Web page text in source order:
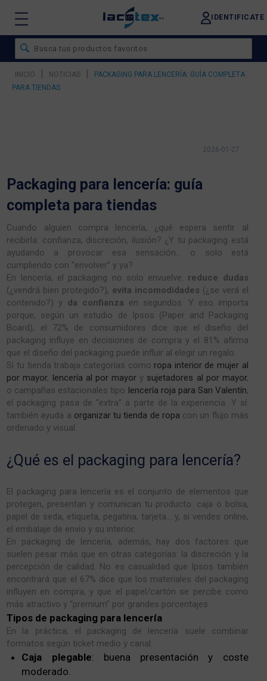
IDENTIFICATE
INICIO | NOTICIAS |
PACKAGING PARA LENCERÍA: GUÍA COMPLETA
PARA TIENDAS
2026-01-27
Packaging para lencería: guía
completa para tiendas
Cuando alguien compra lencería, ¿qué espera sentir al
recibirla: confianza, discreción, ilusión? ¿Y tu packaging está
ayudando a provocar esa sensación… o solo está
cumpliendo con “envolver” y ya?
En lencería, el packaging no solo envuelve: reduce dudas
(¿vendrá bien protegido?), evita incomodidades (¿se verá el
contenido?) y da confianza en segundos. Y eso importa
porque, según un estudio de Ipsos (Paper and Packaging
Board), el 72% de consumidores dice que el diseño del
packaging influye en decisiones de compra y el 81% afirma
que el diseño del packaging puede influir al elegir un regalo.
Si tu tienda trabaja categorías como ropa interior de mujer al
por mayor, lencería al por mayor y sujetadores al por mayor,
o campañas estacionales tipo lencería roja para San Valentín,
el packaging pasa de “extra” a parte de la experiencia. Y sí:
también ayuda a organizar tu tienda de ropa con un flujo más
ordenado y visual.
¿Qué es el packaging para lencería?
El packaging para lencería es el conjunto de elementos que
protegen, presentan y comunican tu producto: caja o bolsa,
papel de seda, etiqueta, pegatina, tarjeta… y, si vendes online,
el embalaje de envío y su interior.
En packaging de lencería, además, hay dos factores que
suelen pesar más que en otras categorías: la discreción y la
percepción de calidad. No es casualidad que Ipsos también
encontrará que el 67% dice que los materiales del packaging
influyen en compra, y que el papel/cartón se percibe como
más atractivo y “premium” por grandes porcentajes.
Tipos de packaging para lencería
En la práctica, el packaging de lencería suele combinar
formatos según ticket medio y canal:
Caja plegable: buena presentación y coste
moderado.